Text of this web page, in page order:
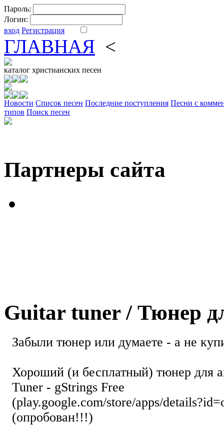
Пароль:
Логин:
вход Регистрация
ГЛАВНАЯ <
каталог христианских песен
Новости Cписок песен Последние поступления Песни с
типов Поиск песен
Партнеры сайта
Guitar tuner / Тюнер
Забыли тюнер или думаете - а не
Хороший (и бесплатный) тюнер для
Tuner - gStrings Free
(play.google.com/store/apps/
(опробован!!!)